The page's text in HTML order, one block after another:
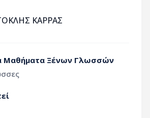
ΚΑΡΡΑΣ
Μαθήματα Ξένων Γλωσσών